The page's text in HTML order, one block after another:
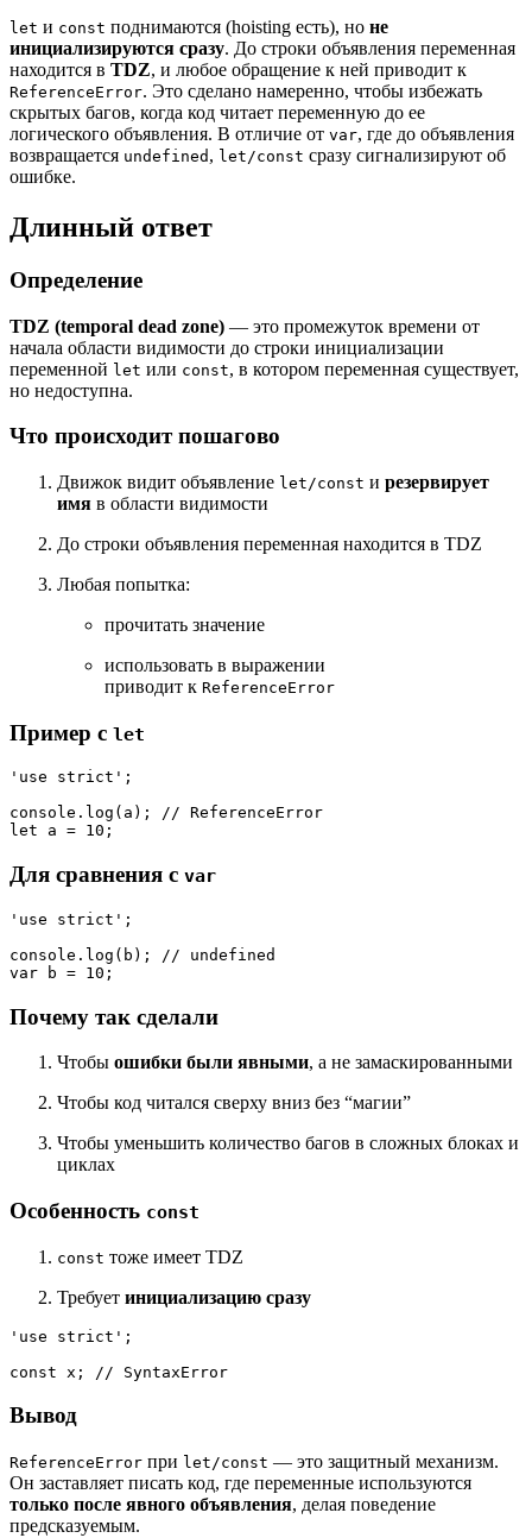
let и const поднимаются (hoisting есть), но не
инициализируются сразу. До строки объявления переменная
находится в TDZ, и любое обращение к ней приводит к
ReferenceError. Это сделано намеренно, чтобы избежать
скрытых багов, когда код читает переменную до ее
логического объявления. В отличие от var, где до объявления
возвращается undefined , let/const сразу сигнализируют об
ошибке.
Длинный ответ
Определение
TDZ (temporal dead zone) — это промежуток времени от
начала области видимости до строки инициализации
переменной let или const, в котором переменная существует,
но недоступна.
Что происходит пошагово
Движок видит объявление let/const и резервирует
имя в области видимости
До строки объявления переменная находится в TDZ
Любая попытка:
прочитать значение
использовать в выражении
приводит к ReferenceError
Пример с let
'use strict' ;
console . log (a); // ReferenceError
let a = 10
Для сравнения с var
'use strict' ;
console . log (b);
// undefined
var b = 10
Почему так сделали
Чтобы ошибки были явными, а не замаскированными
Чтобы код читался сверху вниз без “магии”
Чтобы уменьшить количество багов в сложных блоках и
циклах
Особенность const
const тоже имеет TDZ
Требует инициализацию сразу
'use strict' ;
const x; // SyntaxError
Вывод
ReferenceError при let/const — это защитный механизм.
Он заставляет писать код, где переменные используются
только после явного объявления, делая поведение
предсказуемым.